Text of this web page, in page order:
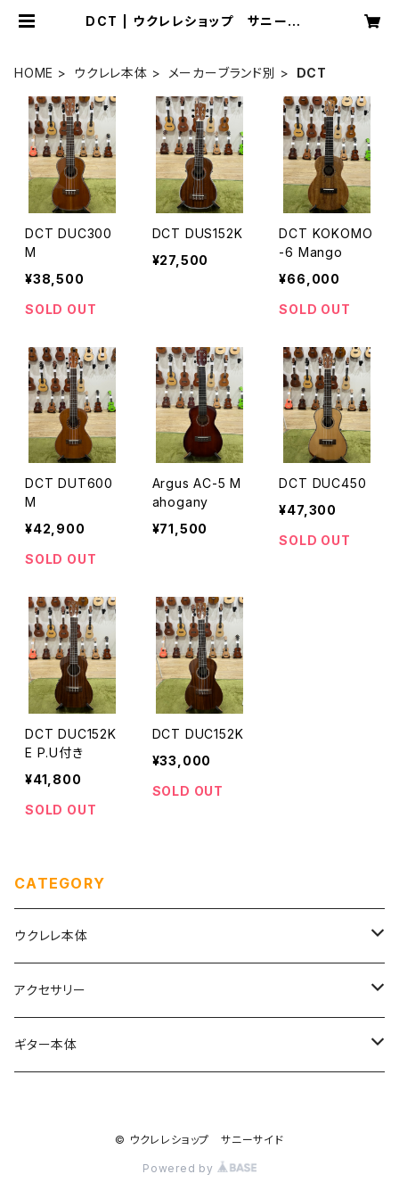
DCT | ウクレレショップ サニーサイ
HOME ウクレレ本体 メーカーブランド別 DCT
DCT DUC300
M
¥38,500
SOLD OUT
DCT DUS152K
¥27,500
DCT KOKOMO
-6 Mango
¥66,000
SOLD OUT
DCT DUT600
M
¥42,900
SOLD OUT
Argus AC-5 M
ahogany
¥71,500
DCT DUC450
¥47,300
SOLD OUT
DCT DUC152K
E P.U付き
¥41,800
SOLD OUT
DCT DUC152K
¥33,000
SOLD OUT
CATEGORY
ウクレレ本体
ソプラノ
初めてのソプラノ（１〜６万円まで）
さらなるソプラノ(10万円以上）
ソプラノロングネック
アクセサリー
弦
ギター本体
© ウクレレショップ サニーサイド
Powered by